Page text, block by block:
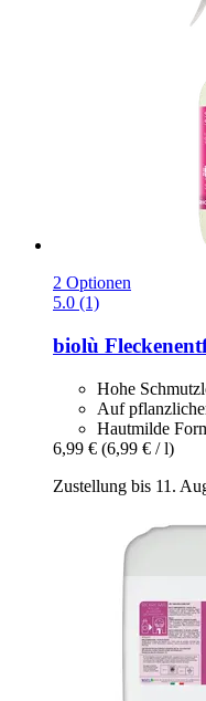
2 Optionen
5.0 (1)
biolù
Hohe
Auf
Hautmilde
6,99 € (6,99 € / l)
Zustellung bis 11.